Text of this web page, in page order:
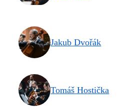
Jakub Dvořák
Tomáš Hostička